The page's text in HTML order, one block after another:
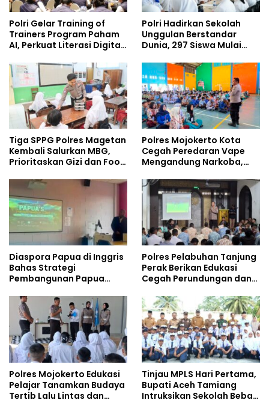
Polri Gelar Training of
Trainers Program Paham
AI, Perkuat Literasi Digital
Polri Hadirkan Sekolah
Unggulan Berstandar
Dunia, 297 Siswa Mulai
Tiga SPPG Polres Magetan
Kembali Salurkan MBG,
Prioritaskan Gizi dan Food
Polres Mojokerto Kota
Cegah Peredaran Vape
Mengandung Narkoba,
Kalangan Remaja
Diaspora Papua di Inggris
Bahas Strategi
Pembangunan Papua
Doktoral Internasional
Polres Pelabuhan Tanjung
Perak Berikan Edukasi
Cegah Perundungan dan
kepada Pelajar MPLS
Polres Mojokerto Edukasi
Pelajar Tanamkan Budaya
Tertib Lalu Lintas dan
Tinjau MPLS Hari Pertama,
Bupati Aceh Tamiang
Intruksikan Sekolah Bebas